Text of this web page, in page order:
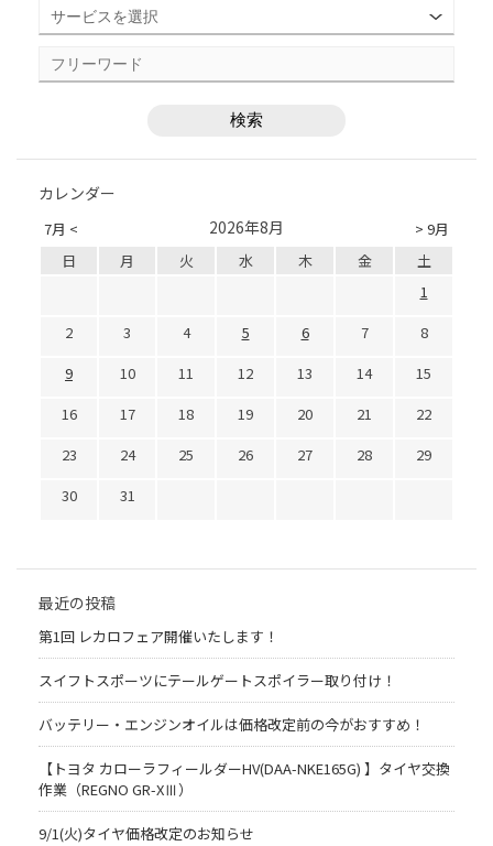
カレンダー
7月 < > 9月
2026年8月
日 月 火 水 木 金
土
1
2
3 4 5 6 7
8
9
10 11 12 13 14
15
16
17 18 19 20 21
22
23
24 25 26 27 28
29
30
31
最近の投稿
第1回 レカロフェア開催いたします！
スイフトスポーツにテールゲートスポイラー取り付け！
バッテリー・エンジンオイルは価格改定前の今がおすすめ！
【トヨタ カローラフィールダーHV(DAA-NKE165G) 】タイヤ交換
作業（REGNO GR-XⅢ）
9/1(火)タイヤ価格改定のお知らせ